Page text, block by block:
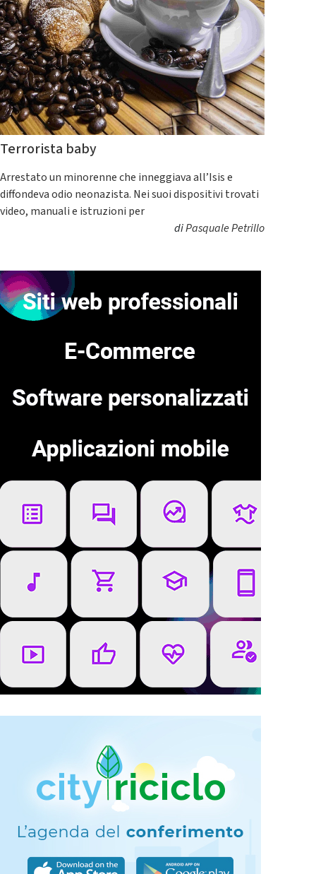
Terrorista baby
Arrestato un minorenne che inneggiava all’Isis e
diffondeva odio neonazista. Nei suoi dispositivi trovati
video, manuali e istruzioni per
diPasquale Petrillo